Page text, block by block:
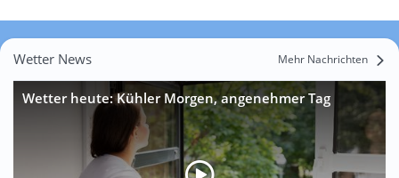
Wetter News Mehr Nachrichten
Wetter heute: Kühler Morgen, angenehmer Tag